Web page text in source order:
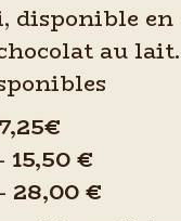
disponible en
au lait.
7,25€
15,50 €
28,00 €